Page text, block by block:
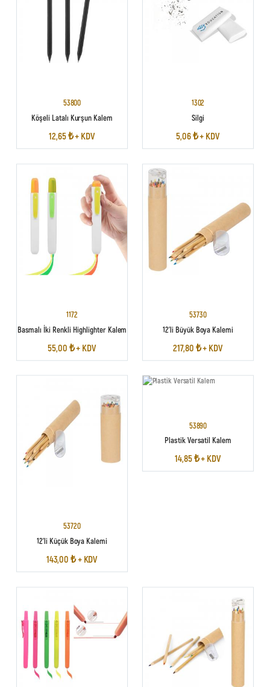
53800
Köşeli Latalı Kurşun Kalem
12,65 ₺ + KDV
1302
Silgi
5,06 ₺ + KDV
1172
Basmalı İki Renkli Highlighter Kalem
55,00 ₺ + KDV
53730
12'li Büyük Boya Kalemi
217,80 ₺ + KDV
53720
12'li Küçük Boya Kalemi
143,00 ₺ + KDV
53890
Plastik Versatil Kalem
14,85 ₺ + KDV